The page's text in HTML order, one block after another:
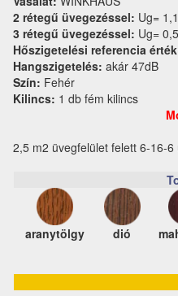
2 rétegű üvegezéssel: Ug=
3 rétegű üvegezéssel: Ug=
Hőszigetelési referencia
Hangszigetelés: akár 47dB
Szín: Fehér
Kilincs: 1 db fém kilincs
2,5 m2 üvegfelület felett 6-16-6
aranytölgy dió